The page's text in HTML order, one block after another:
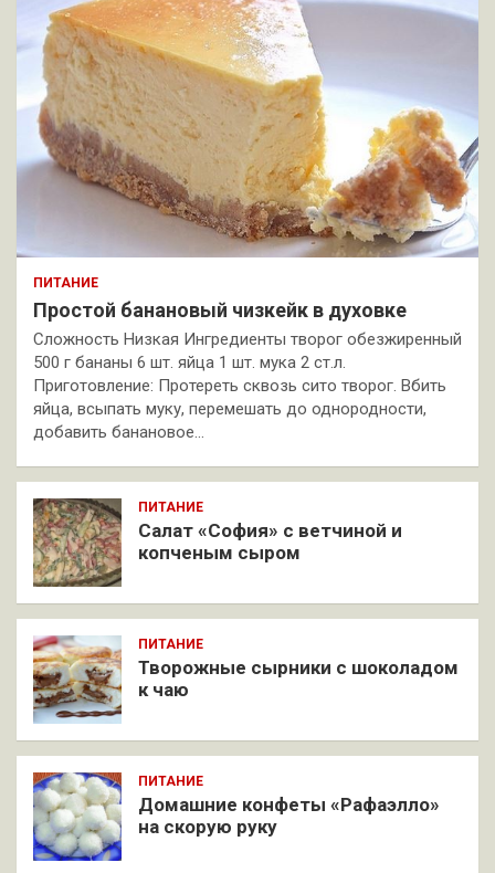
ПИТАНИЕ
Простой банановый чизкейк в духовке
Сложность Низкая Ингредиенты творог обезжиренный
500 г бананы 6 шт. яйца 1 шт. мука 2 ст.л.
Приготовление: Протереть сквозь сито творог. Вбить
яйца, всыпать муку, перемешать до однородности,
добавить банановое…
ПИТАНИЕ
Салат «София» с ветчиной и
копченым сыром
ПИТАНИЕ
Творожные сырники с шоколадом
к чаю
ПИТАНИЕ
Домашние конфеты «Рафаэлло»
на скорую руку